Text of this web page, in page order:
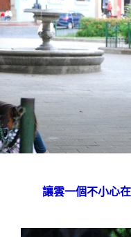
讓雲一個不小心